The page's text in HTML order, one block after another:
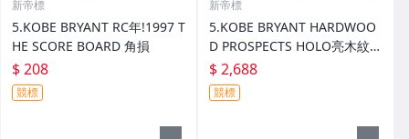
新帝標
5.KOBE BRYANT RC年!1997 T
HE SCORE BOARD 角損
$ 208
競標
新帝標
5.KOBE BRYANT HARDWOO
D PROSPECTS HOLO亮木紋造
型特卡!1997 UPPER DECK
$ 2,688
競標